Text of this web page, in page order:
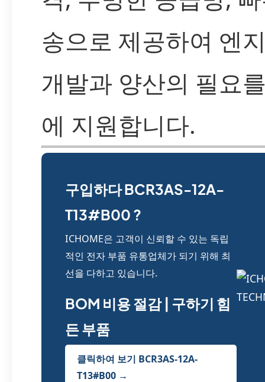
송으로 제공하여 엔
개발과 양산의 필요
에 지원합니다.
구입하다 BCR3AS-12A-
T13#B00 ?
ICHOME은 고객이 신뢰할 수 있는 독립
적인 전자 부품 유통업체가 되기 위해 최
선을 다하고 있습니다.
BOM 비용 절감 | 구하기 힘
든 부품
클릭하여 보기 BCR3AS-12A-
T13#B00 →